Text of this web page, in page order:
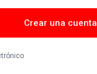
Crear una cuenta